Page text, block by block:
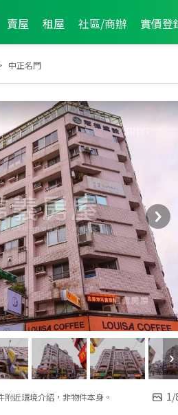
賣屋 租屋 社區/商辦 實價登
中正名門
近環境介紹，非物件本身。 1/
2023年6月業績破百萬經紀人員